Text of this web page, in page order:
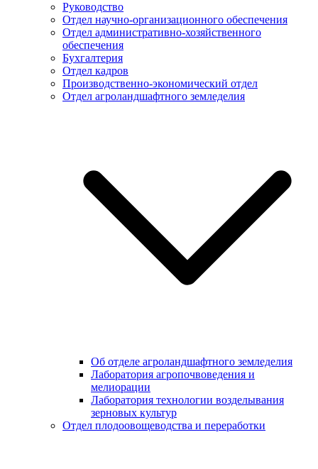
Руководство
Отдел научно-организационного обеспечения
Отдел административно-хозяйственного
обеспечения
Бухгалтерия
Отдел кадров
Производственно-экономический отдел
Отдел агроландшафтного земледелия
Об отделе агроландшафтного земледелия
Лаборатория агропочвоведения и
мелиорации
Лаборатория технологии возделывания
зерновых культур
Отдел плодоовощеводства и переработки